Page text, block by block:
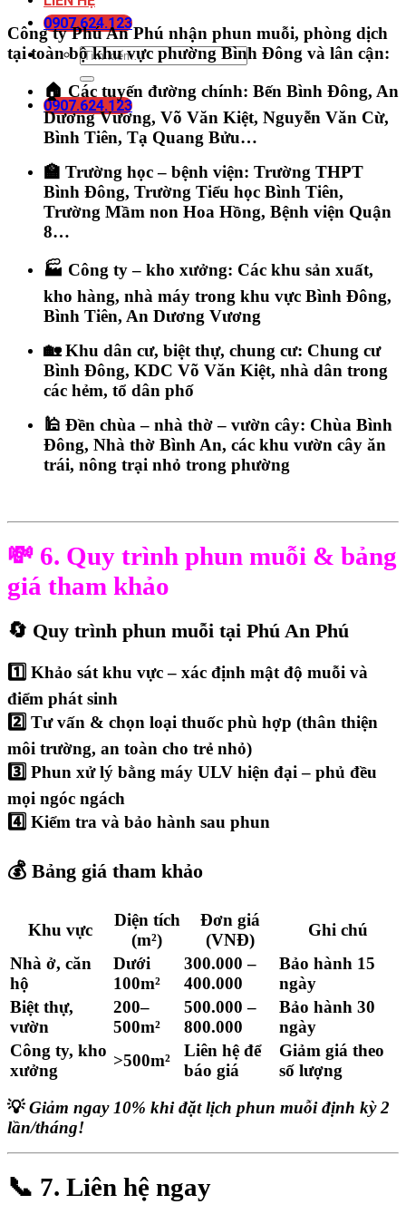
0907.624.123
0907.624.123
Công tyPhú An Phú nhận phun muỗi, phòng dịch
tại toàn bộ khu vực phường Bình Đông và lân cận:
🏠 Các tuyến đường chính: Bến Bình Đông, An
Dương Vương, Võ Văn Kiệt, Nguyễn Văn Cừ,
Bình Tiên, Tạ Quang Bửu…
🏫 Trường học – bệnh viện: Trường THPT
Bình Đông, Trường Tiểu học Bình Tiên,
Trường Mầm non Hoa Hồng, Bệnh viện Quận
8…
🏭 Công ty – kho xưởng: Các khu sản xuất,
kho hàng, nhà máy trong khu vực Bình Đông,
Bình Tiên, An Dương Vương
🏡Khu dân cư, biệt thự, chung cư: Chung cư
Bình Đông, KDC Võ Văn Kiệt, nhà dân trong
các hẻm, tổ dân phố
🕌 Đền chùa – nhà thờ – vườn cây: Chùa Bình
Đông, Nhà thờ Bình An, các khu vườn cây ăn
trái, nông trại nhỏ trong phường
💸 6. Quy trình phun muỗi & bảng
giá tham khảo
🔄 Quy trình phun muỗi tại Phú An Phú
1️⃣ Khảo sát khu vực– xác định mật độ muỗi và
điểm phát sinh
2️⃣ Tư vấn & chọn loại thuốc phù hợp (thân thiện
môi trường, an toàn cho trẻ nhỏ)
3️⃣ Phun xử lý bằng máy ULV hiện đại– phủ đều
mọi ngóc ngách
4️⃣ Kiểm tra và bảo hành sau phun
💰 Bảng giá tham khảo
Khu vực
Diện tích
(m²)
Đơn giá
(VNĐ)
Ghi chú
Nhà ở, căn
hộ
Dưới
100m²
300.000 –
400.000
Bảo hành 15
ngày
Biệt thự,
vườn
200–
500m²
500.000 –
800.000
Bảo hành 30
ngày
Công ty, kho
xưởng
>500m²
Liên hệ để
báo giá
Giảm giá theo
số lượng
💡Giảm ngay 10% khi đặt lịch phun muỗi định kỳ 2
lần/tháng!
📞 7. Liên hệ ngay